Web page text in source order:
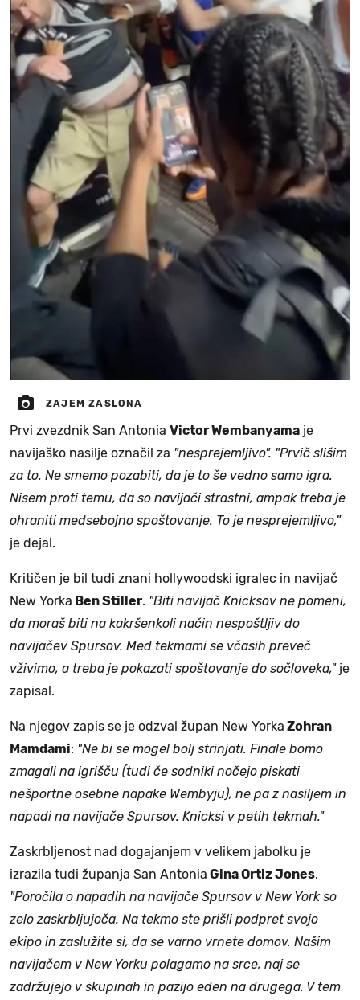
ZAJEM ZASLONA
Prvi zvezdnik San Antonia Victor Wembanyama je
navijaško nasilje označil za "nesprejemljivo". "Prvič slišim
za to. Ne smemo pozabiti, da je to še vedno samo igra.
Nisem proti temu, da so navijači strastni, ampak treba je
ohraniti medsebojno spoštovanje. To je nesprejemljivo,"
je dejal.
Kritičen je bil tudi znani hollywoodski igralec in navijač
New Yorka Ben Stiller. "Biti navijač Knicksov ne pomeni,
da moraš biti na kakršenkoli način nespoštljiv do
navijačev Spursov. Med tekmami se včasih preveč
vživimo, a treba je pokazati spoštovanje do sočloveka,"je
zapisal.
Na njegov zapis se je odzval župan New Yorka Zohran
Mamdami: "Ne bi se mogel bolj strinjati. Finale bomo
zmagali na igrišču (tudi če sodniki nočejo piskati
nešportne osebne napake Wembyju), ne pa z nasiljem in
napadi na navijače Spursov. Knicksi v petih tekmah."
Zaskrbljenost nad dogajanjem v velikem jabolku je
izrazila tudi županja San Antonia Gina Ortiz Jones.
"Poročila o napadih na navijače Spursov v New York so
zelo zaskrbljujoča. Na tekmo ste prišli podpret svojo
ekipo in zaslužite si, da se varno vrnete domov. Našim
navijačem v New Yorku polagamo na srce, naj se
zadržujejo v skupinah in pazijo eden na drugega. V tem